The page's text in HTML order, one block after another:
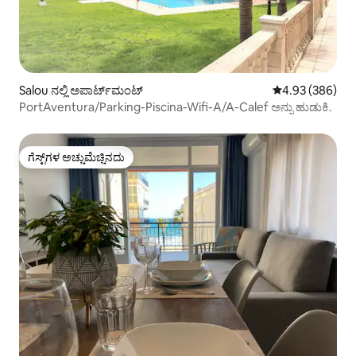
Salou ನಲ್ಲಿ ಅಪಾರ್ಟ್‌ಮಂಟ್ 5 ರಲ್ಲಿ 4.93
4.93 (386)
PortAventura/Parking-Piscina-Wifi-A/A-Calef ಅನ್ನು ಹುಡುಕಿ.
ಗೆಸ್ಟ್‌ಗಳ ಅಚ್ಚುಮೆಚ್ಚಿನದು
ಗೆಸ್ಟ್‌ಗಳ ಅಚ್ಚುಮೆಚ್ಚಿನದು